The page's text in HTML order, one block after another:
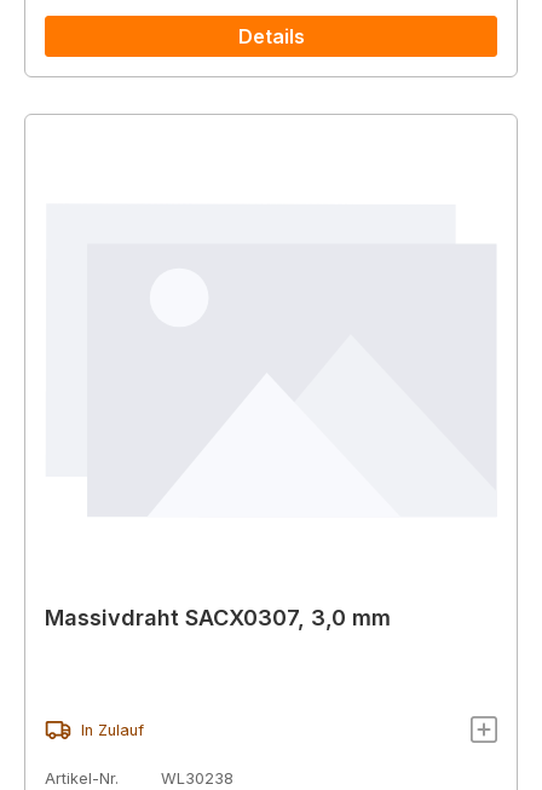
Details
Massivdraht SACX0307, 3,0 mm
In Zulauf
Artikel-Nr.
WL30238